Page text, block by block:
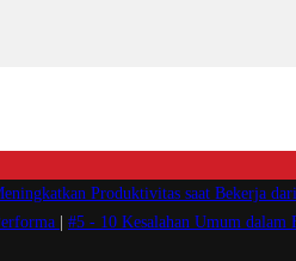
Produktivitas saat Bekerja
#5 - 10 Kesalahan Umum